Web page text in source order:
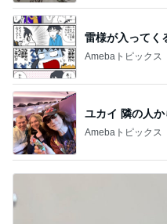
雷様が入ってく
Amebaトピックス
ユカイ 隣の人
Amebaトピックス